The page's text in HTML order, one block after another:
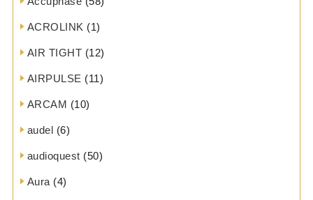
ACROLINK (1)
AIR TIGHT (12)
AIRPULSE (11)
ARCAM (10)
audel (6)
audioquest (50)
Aura (4)